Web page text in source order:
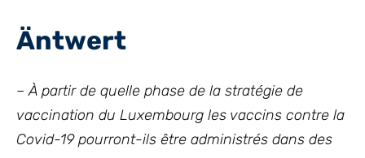
Äntwert
–À partir de quelle phase de la stratégie de
vaccination du Luxembourg les vaccins contre la
Covid-19 pourront-ils être administrés dans des